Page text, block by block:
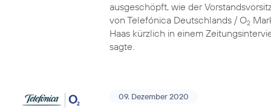
ausgeschöpft, wie der
von Telefónica Deutschlands / O2
Haas kürzlich in einem
sagte.
09. Dezember 2020